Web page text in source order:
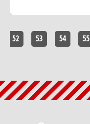
52 53 54 55